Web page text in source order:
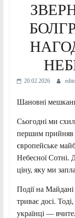
20.02.2026
Шановні
Сьогодні ми
першим прийняв
європейське
Небесної Сотні.
ціну, яку ми
Події на
триває досі.
українці —